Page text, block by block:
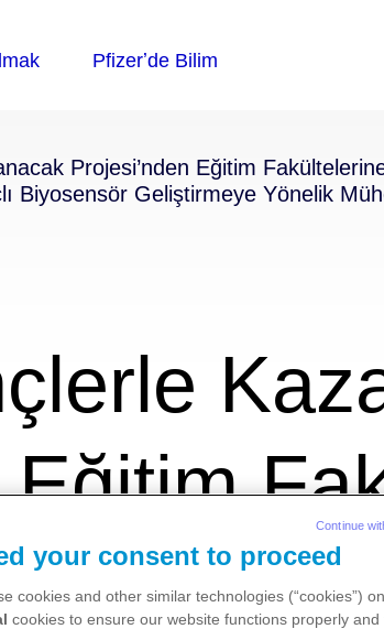
Projesi’nden Eğitim
Biyosensör Geliştirmeye Yönelik
Eğitim
Son
your consent to proceed
cookies and other similar technologies (“cookies”)
cookies to ensure our website functions properly and
Continue